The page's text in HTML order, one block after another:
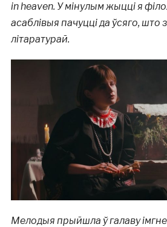
in heaven. У мінулым жыцці я
асаблівыя пачуцці да ўсяго, што
літаратурай.
Мелодыя прыйшла ў галаву